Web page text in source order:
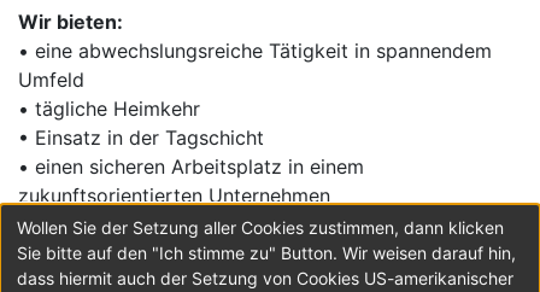
Wir bieten:
• eine abwechslungsreiche Tätigkeit in spannendem
Umfeld
• tägliche Heimkehr
• Einsatz in der Tagschicht
• einen sicheren Arbeitsplatz in einem
zukunftsorientierten Unternehmen
• Mindestbruttolohn € 3.000,- (inkl. Überstunden),
exkl. Diäten
Wollen Sie der Setzung aller Cookies zustimmen, dann klicken
Sie bitte auf den "Ich stimme zu" Button. Wir weisen darauf hin,
dass hiermit auch der Setzung von Cookies US-amerikanischer